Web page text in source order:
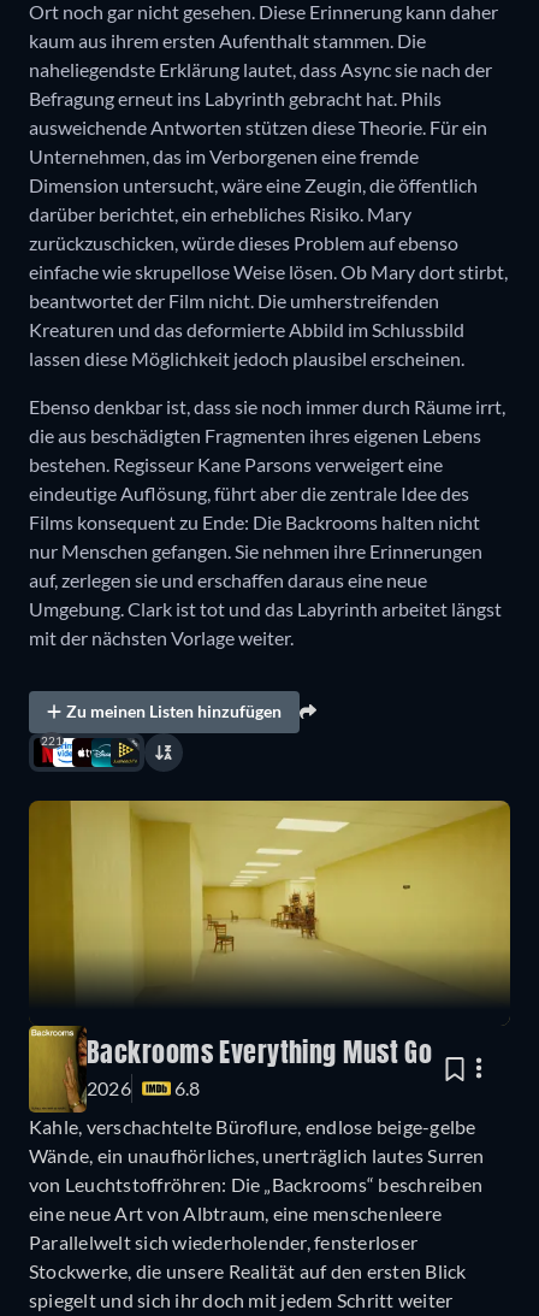
Ort noch gar nicht gesehen. Diese Erinnerung kann daher
kaum aus ihrem ersten Aufenthalt stammen. Die
naheliegendste Erklärung lautet, dass Async sie nach der
Befragung erneut ins Labyrinth gebracht hat. Phils
ausweichende Antworten stützen diese Theorie. Für ein
Unternehmen, das im Verborgenen eine fremde
Dimension untersucht, wäre eine Zeugin, die öffentlich
darüber berichtet, ein erhebliches Risiko. Mary
zurückzuschicken, würde dieses Problem auf ebenso
einfache wie skrupellose Weise lösen. Ob Mary dort stirbt,
beantwortet der Film nicht. Die umherstreifenden
Kreaturen und das deformierte Abbild im Schlussbild
lassen diese Möglichkeit jedoch plausibel erscheinen.
Ebenso denkbar ist, dass sie noch immer durch Räume irrt,
die aus beschädigten Fragmenten ihres eigenen Lebens
bestehen. Regisseur Kane Parsons verweigert eine
eindeutige Auflösung, führt aber die zentrale Idee des
Films konsequent zu Ende: Die Backrooms halten nicht
nur Menschen gefangen. Sie nehmen ihre Erinnerungen
auf, zerlegen sie und erschaffen daraus eine neue
Umgebung. Clark ist tot und das Labyrinth arbeitet längst
mit der nächsten Vorlage weiter.
Zu meinen Listen hinzufügen
221
Backrooms Everything Must Go
2026
6.8
Kahle, verschachtelte Büroflure, endlose beige-gelbe
Wände, ein unaufhörliches, unerträglich lautes Surren
von Leuchtstoffröhren: Die „Backrooms“ beschreiben
eine neue Art von Albtraum, eine menschenleere
Parallelwelt sich wiederholender, fensterloser
Stockwerke, die unsere Realität auf den ersten Blick
spiegelt und sich ihr doch mit jedem Schritt weiter